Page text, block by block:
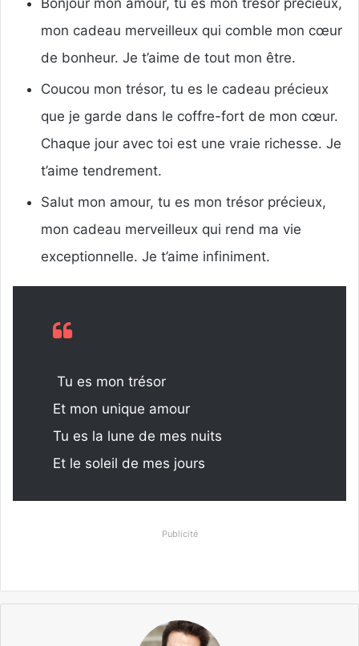
Bonjour mon amour, tu es mon trésor précieux,
mon cadeau merveilleux qui comble mon cœur
de bonheur. Je t’aime de tout mon être.
Coucou mon trésor, tu es le cadeau précieux
que je garde dans le coffre-fort de mon cœur.
Chaque jour avec toi est une vraie richesse. Je
t’aime tendrement.
Salut mon amour, tu es mon trésor précieux,
mon cadeau merveilleux qui rend ma vie
exceptionnelle. Je t’aime infiniment.
Tu es mon trésor
Et mon unique amour
Tu es la lune de mes nuits
Et le soleil de mes jours
Publicité